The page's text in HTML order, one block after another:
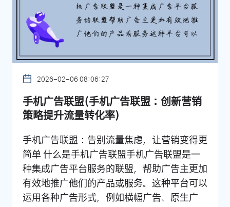
2026-02-06 08:06:27
手机广告联盟(手机广告联盟：创新营销
策略提升流量转化率)
手机广告联盟：告别流量焦虑，让营销变得更
简单 什么是手机广告联盟手机广告联盟是一
种集成广告平台服务的联盟，帮助广告主更加
有效地推广他们的产品或服务。这种平台可以
运用各种广告形式，例如横幅广告、原生广